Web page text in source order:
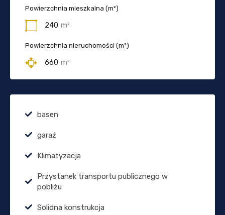
Powierzchnia mieszkalna (m²)
240 m²
Powierzchnia nieruchomości (m²)
660 m²
basen
garaż
Klimatyzacja
Przystanek transportu publicznego w
pobliżu
Solidna konstrukcja